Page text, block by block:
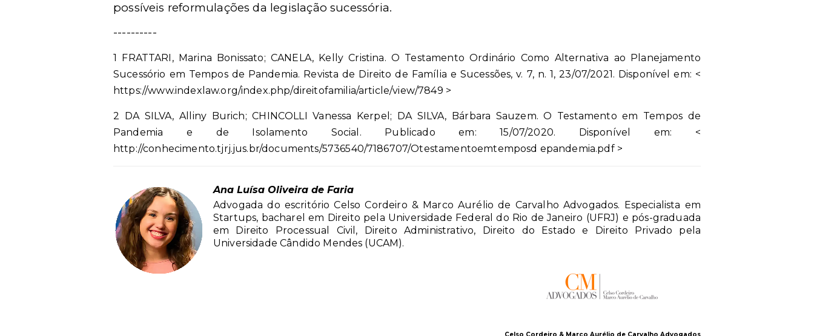
possíveis reformulações da legislação sucessória.
----------
1 FRATTARI, Marina Bonissato; CANELA, Kelly Cristina. O Testamento Ordinário Como Alternativa ao Planejamento
Sucessório em Tempos de Pandemia. Revista de Direito de Família e Sucessões, v. 7, n. 1, 23/07/2021. Disponível em: <
https://www.indexlaw.org/index.php/direitofamilia/article/view/7849 >
2 DA SILVA, Alliny Burich; CHINCOLLI Vanessa Kerpel; DA SILVA, Bárbara Sauzem. O Testamento em Tempos de
Pandemia e de Isolamento Social. Publicado em: 15/07/2020. Disponível em: <
http://conhecimento.tjrj.jus.br/documents/5736540/7186707/Otestamentoemtemposd epandemia.pdf >
Ana Luísa Oliveira de Faria
Advogada do escritório Celso Cordeiro & Marco Aurélio de Carvalho Advogados. Especialista em
Startups, bacharel em Direito pela Universidade Federal do Rio de Janeiro (UFRJ) e pós-graduada
em Direito Processual Civil, Direito Administrativo, Direito do Estado e Direito Privado pela
Universidade Cândido Mendes (UCAM).